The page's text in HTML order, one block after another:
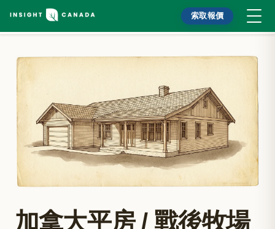
索取報價
加拿大平房 / 戰後牧場